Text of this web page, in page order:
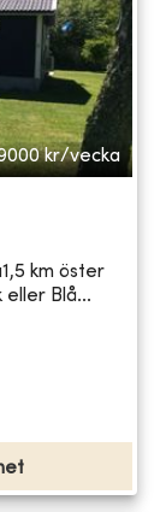
kr/vecka
km öster
eller Blå...